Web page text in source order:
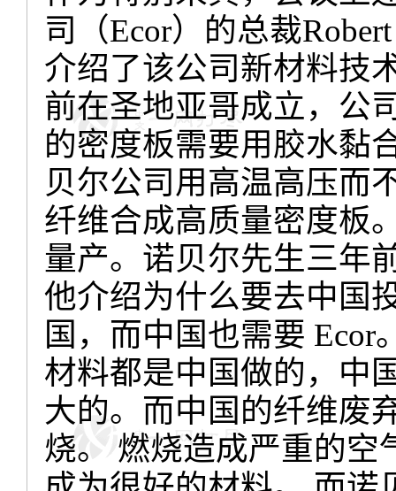
司（Ecor）的总裁
介绍了该公司新材料技
前在圣地亚哥成立，公
的密度板需要用胶水黏
贝尔公司用高温高压而
纤维合成高质量密度板
量产。诺贝尔先生三年
他介绍为什么要去中国
国，而中国也需要 Ecor
材料都是中国做的，中
大的。而中国的纤维废
烧。
燃烧造成严重的空